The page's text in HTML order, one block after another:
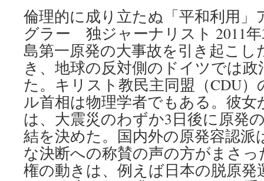
倫理的に成り立たぬ「平和利用
グラー 独ジャーナリスト 2011年
島第一原発の大事故を引き起こし
き、地球の反対側のドイツでは
た。キリスト教民主同盟（CDU
ル首相は物理学者でもある。彼
は、大震災のわずか3日後に原発
結を決めた。国内外の原発容認派
な決断への称賛の声の方がまさ
権の動きは、例えば日本の脱原